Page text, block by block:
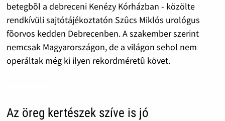
betegbõl a debreceni Kenézy Kórházban - közölte
rendkívüli sajtótájékoztatón Szûcs Miklós urológus
fõorvos kedden Debrecenben. A szakember szerint
nemcsak Magyarországon, de a világon sehol nem
operáltak még ki ilyen rekordméretû követ.
Az öreg kertészek szíve is jó